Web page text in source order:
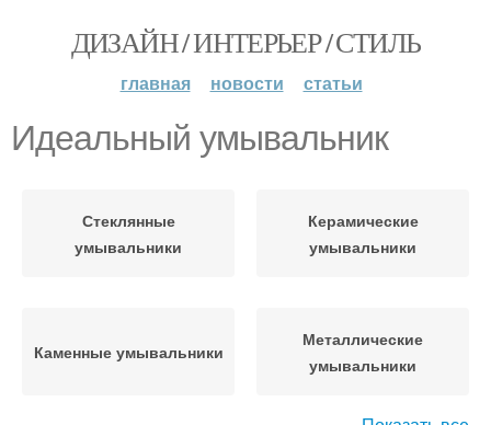
ДИЗАЙН / ИНТЕРЬЕР / СТИЛЬ
главная новости статьи
Идеальный умывальник
Стеклянные
умывальники
Керамические
умывальники
Каменные умывальники
Металлические
умывальники